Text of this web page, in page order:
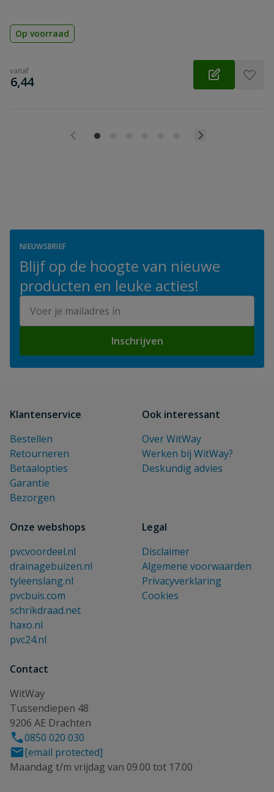
Op voorraad
vanaf
€
6,44
NIEUWSBRIEF
Blijf op de hoogte van nieuwe
producten en leuke acties!
Inschrijven
Klantenservice
Bestellen
Retourneren
Betaalopties
Garantie
Bezorgen
Ook interessant
Over WitWay
Werken bij WitWay?
Deskundig advies
Onze webshops
pvcvoordeel.nl
drainagebuizen.nl
tyleenslang.nl
pvcbuis.com
schrikdraad.net
haxo.nl
pvc24.nl
Legal
Disclaimer
Algemene voorwaarden
Privacyverklaring
Cookies
Contact
WitWay
Tussendiepen 48
9206 AE Drachten
0850 020 030
[email protected]
Maandag t/m vrijdag van 09.00 tot 17.00